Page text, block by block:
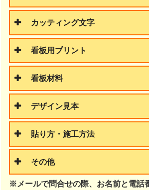
カッティング文字
看板用プリント
看板材料
デザイン見本
貼り方・施工方法
その他
※メールで問合せの際、お名前と電話